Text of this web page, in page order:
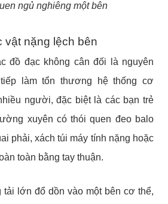
ngủ nghiêng một bên
vật nặng lệch bên
đồ đạc không cân đối là nguyên
làm tổn thương hệ thống cơ
người, đặc biệt là các bạn trẻ
xuyên có thói quen đeo balo
phải, xách túi máy tính nặng hoặc
toàn bằng tay thuận.
tải lớn đổ dồn vào một bên cơ thể,